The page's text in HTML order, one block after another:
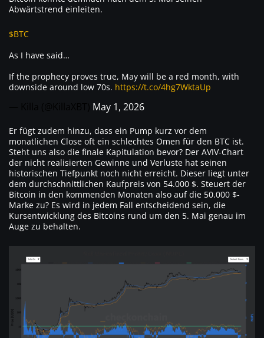
Abwärtstrend einleiten.
$BTC
As I have said…
If the prophecy proves true, May will be a red month, with
downside around low 70s. https://t.co/4hg7WktaUp
May 1, 2026
Er fügt zudem hinzu, dass ein Pump kurz vor dem
monatlichen Close oft ein schlechtes Omen für den BTC ist.
Steht uns also die finale Kapitulation bevor? Der AVIV-Chart
der nicht realisierten Gewinne und Verluste hat seinen
historischen Tiefpunkt noch nicht erreicht. Dieser liegt unter
dem durchschnittlichen Kaufpreis von 54.000 $. Steuert der
Bitcoin in den kommenden Monaten also auf die 50.000 $-
Marke zu? Es wird in jedem Fall entscheidend sein, die
Kursentwicklung des Bitcoins rund um den 5. Mai genau im
Auge zu behalten.